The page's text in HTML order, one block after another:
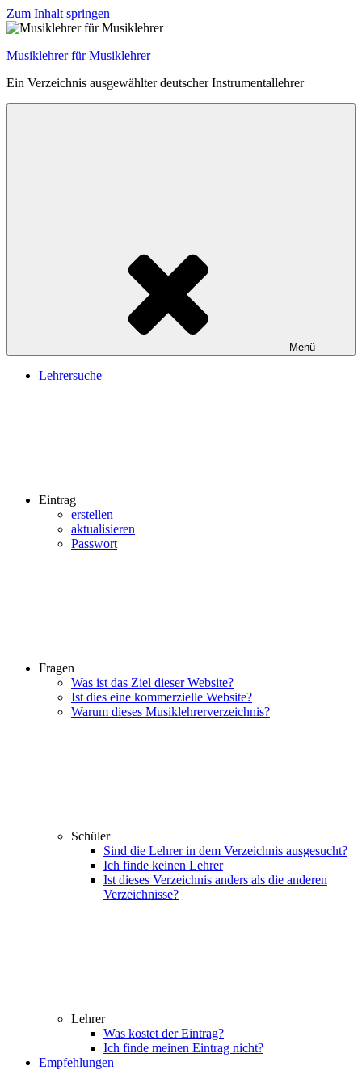
Zum Inhalt springen
Musiklehrer für Musiklehrer
Ein Verzeichnis ausgewählter deutscher Instrumentallehrer
Menü
Lehrersuche
Eintrag
erstellen
aktualisieren
Passwort
Fragen
Was ist das Ziel dieser Website?
Ist dies eine kommerzielle Website?
Warum dieses Musiklehrerverzeichnis?
Schüler
Sind die Lehrer in dem Verzeichnis ausgesucht?
Ich finde keinen Lehrer
Ist dieses Verzeichnis anders als die anderen
Verzeichnisse?
Lehrer
Was kostet der Eintrag?
Ich finde meinen Eintrag nicht?
Empfehlungen